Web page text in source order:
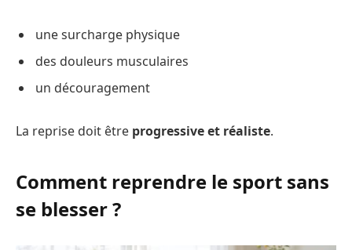
une surcharge physique
des douleurs musculaires
un découragement
La reprise doit être progressive et réaliste.
Comment reprendre le sport sans
se blesser ?